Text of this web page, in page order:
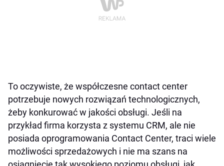
To oczywiste, że współczesne contact center
potrzebuje nowych rozwiązań technologicznych,
żeby konkurować w jakości obsługi. Jeśli na
przykład firma korzysta z systemu CRM, ale nie
posiada oprogramowania Contact Center, traci wiele
możliwości sprzedażowych i nie ma szans na